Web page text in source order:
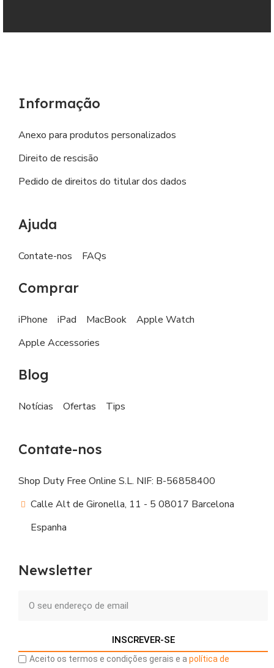
Informação
Anexo para produtos personalizados
Direito de rescisão
Pedido de direitos do titular dos dados
Ajuda
Contate-nos FAQs
Comprar
iPhone iPad MacBook
Apple Watch
Apple Accessories
Blog
Notícias Ofertas Tips
Contate-nos
Shop Duty Free Online S.L. NIF: B-56858400
Calle Alt de Gironella, 11 - 5 08017 Barcelona
Espanha
Newsletter
INSCREVER-SE
Aceito os termos e condições gerais e a política de